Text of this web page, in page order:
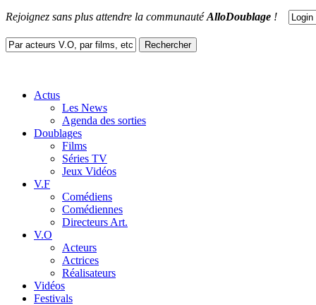
Rejoignez sans plus attendre la communautéAlloDoublage !
Actus
Les News
Agenda des sorties
Doublages
Films
Séries TV
Jeux Vidéos
V.F
Comédiens
Comédiennes
Directeurs Art.
V.O
Acteurs
Actrices
Réalisateurs
Vidéos
Festivals